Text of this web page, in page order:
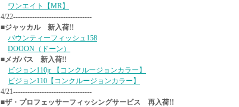
ワンエイト【MR】
4/22---------------------------------
■ジャッカル 新入荷!!
バウンティーフィッシュ158
DOOON（ドーン）
■メガバス 新入荷!!
ビジョン110jr 【コンクルージョンカラー】
ビジョン110【コンクルージョンカラー】
4/21---------------------------------
■ザ・プロフェッサーフィッシングサービス 再入荷!!